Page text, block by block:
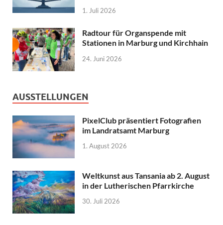
1. Juli 2026
Radtour für Organspende mit
Stationen in Marburg und Kirchhain
24. Juni 2026
AUSSTELLUNGEN
PixelClub präsentiert Fotografien
im Landratsamt Marburg
1. August 2026
Weltkunst aus Tansania ab 2. August
in der Lutherischen Pfarrkirche
30. Juli 2026